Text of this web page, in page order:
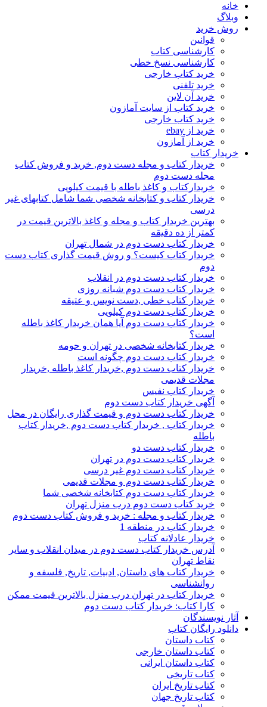
خانه
وبلاگ
روش خرید
قوانین
کارشناسی کتاب
کارشناسی نسخ خطی
خرید کتاب خارجی
خرید تلفنی
خرید آن لاین
خرید کتاب از سایت آمازون
خرید کتاب خارجی
خرید از ebay
خرید از آمازون
خریدار کتاب
خریدار کتاب و مجله دست دوم, خرید و فروش کتاب
مجله دست دوم
خریدارکتاب و کاغذ باطله با قیمت کیلویی
خریدار کتاب و کتابخانه شخصی شما شامل کتابهای غیر
درسی
بهترین خریدار کتاب و مجله و کاغذ بالاترین قیمت در
کمتر از ده دقیقه
خریدار کتاب دست دوم در شمال تهران
خریدار کتاب کیست؟ و روش قیمت گذاری کتاب دست
دوم
خریدار کتاب دست دوم در انقلاب
خریدار کتاب دست دوم شبانه روزی
خریدار کتاب خطی ,دست نویس و عتیقه
خریدار کتاب دست دوم کیلویی
خریدار کتاب دست دوم آیا همان خریدار کاغذ باطله
است؟
خریدار کتابخانه شخصی در تهران و حومه
خریدار کتاب دست دوم چگونه است
خریدار کتاب دست دوم ,خریدار کاغذ باطله ,خریدار
مجلات قدیمی
خریدار کتاب نفیس
آگهی خریدار کتاب دست دوم
خریدار کتاب دست دوم و قیمت گذاری رایگان در محل
خریدار کتاب , خریدار کتاب دست دوم ,خریدار کتاب
باطله
خریدار کتاب دست دو
خریدار کتاب دست دوم در تهران
خریدار کتاب دست دوم غیر درسی
خریدار کتاب دست دوم و مجلات قدیمی
خریدار کتاب دست دوم کتابخانه شخصی شما
خرید کتاب دست دوم درب منزل تهران
خریدار کتاب و مجله : خرید و فروش کتاب دست دوم
خریدار کتاب در منطقه 1
خریدار عادلانه کتاب
آدرس خریدار کتاب دست دوم در میدان انقلاب و سایر
نقاط تهران
خریدار کتاب های داستان, ادبیات, تاریخ, فلسفه و
روانشناسی
خریدار کتاب در تهران درب منزل بالاترین قیمت ممکن
کارا کتاب: خریدار کتاب دست دوم
آثار نویسندگان
دانلود رایگان کتاب
کتاب داستان
کتاب داستان خارجی
کتاب داستان ایرانی
کتاب تاریخی
کتاب تاریخ ایران
کتاب تاریخ جهان